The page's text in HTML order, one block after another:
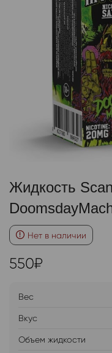
Жидкость
Нет в наличии
550₽
Вес
Вкус
Объем жидкости